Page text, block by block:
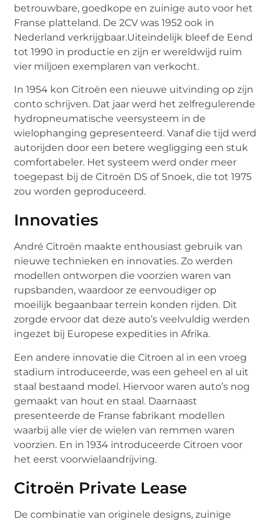
betrouwbare, goedkope en zuinige auto voor het
Franse platteland. De 2CV was 1952 ook in
Nederland verkrijgbaar.Uiteindelijk bleef de Eend
tot 1990 in productie en zijn er wereldwijd ruim
vier miljoen exemplaren van verkocht.
In 1954 kon Citroën een nieuwe uitvinding op zijn
conto schrijven. Dat jaar werd het zelfregulerende
hydropneumatische veersysteem in de
wielophanging gepresenteerd. Vanaf die tijd werd
autorijden door een betere wegligging een stuk
comfortabeler. Het systeem werd onder meer
toegepast bij de Citroën DS of Snoek, die tot 1975
zou worden geproduceerd.
Innovaties
André Citroën maakte enthousiast gebruik van
nieuwe technieken en innovaties. Zo werden
modellen ontworpen die voorzien waren van
rupsbanden, waardoor ze eenvoudiger op
moeilijk begaanbaar terrein konden rijden. Dit
zorgde ervoor dat deze auto’s veelvuldig werden
ingezet bij Europese expedities in Afrika.
Een andere innovatie die Citroen al in een vroeg
stadium introduceerde, was een geheel en al uit
staal bestaand model. Hiervoor waren auto’s nog
gemaakt van hout en staal. Daarnaast
presenteerde de Franse fabrikant modellen
waarbij alle vier de wielen van remmen waren
voorzien. En in 1934 introduceerde Citroen voor
het eerst voorwielaandrijving.
Citroën Private Lease
De combinatie van originele designs, zuinige